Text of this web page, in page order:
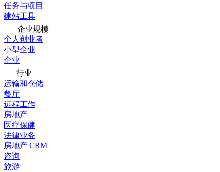
任务与项目
建站工具
企业规模
个人创业者
小型企业
企业
行业
运输和仓储
餐厅
远程工作
房地产
医疗保健
法律业务
房地产 CRM
咨询
旅游